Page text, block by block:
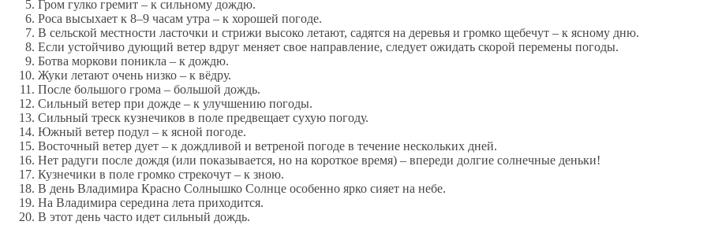
Гром гулко гремит – к сильному дождю.
Роса высыхает к 8–9 часам утра – к хорошей погоде.
В сельской местности ласточки и стрижи высоко летают, садятся на деревья и громко щебечут – к ясному дню.
Если устойчиво дующий ветер вдруг меняет свое направление, следует ожидать скорой перемены погоды.
Ботва моркови поникла – к дождю.
Жуки летают очень низко – к вёдру.
После большого грома – большой дождь.
Сильный ветер при дожде – к улучшению погоды.
Сильный треск кузнечиков в поле предвещает сухую погоду.
Южный ветер подул – к ясной погоде.
Восточный ветер дует – к дождливой и ветреной погоде в течение нескольких дней.
Нет радуги после дождя (или показывается, но на короткое время) – впереди долгие солнечные деньки!
Кузнечики в поле громко стрекочут – к зною.
В день Владимира Красно Солнышко Солнце особенно ярко сияет на небе.
На Владимира середина лета приходится.
В этот день часто идет сильный дождь.